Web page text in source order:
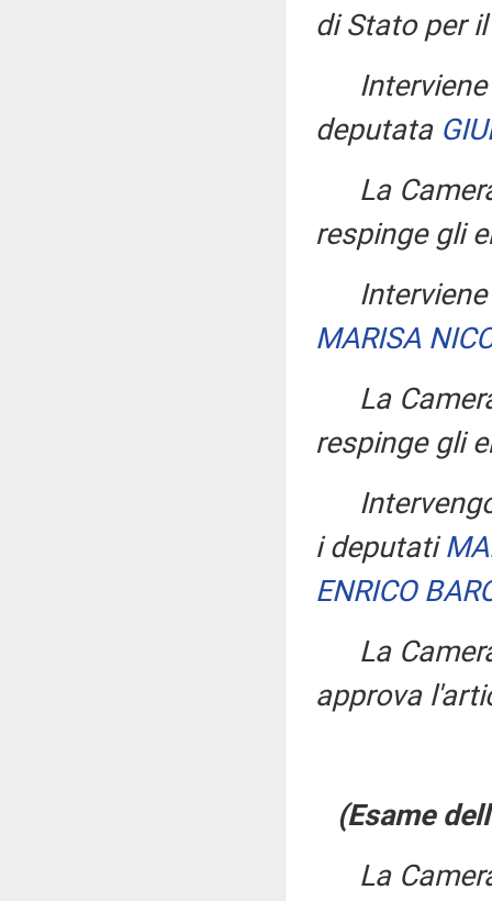
di Stato per
deputata
La
respinge gli
MARISA
La
respinge gli
i deputati
ENRICO
La
approva
(Esame
La